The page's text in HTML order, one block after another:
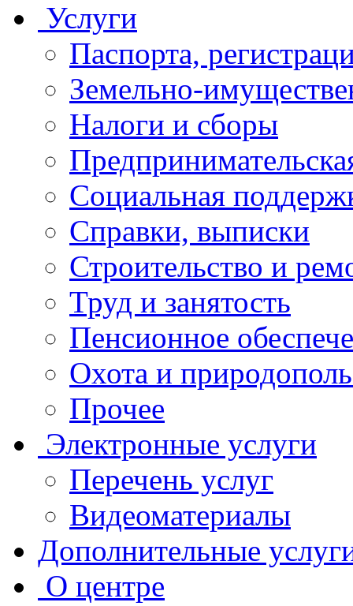
Услуги
Паспорта,
Земельно-
Налоги и сборы
Социальная
Справки, выписки
Строительство и
Труд и занятость
Пенсионное
Охота и
Прочее
Электронные услуги
Перечень услуг
Видеоматериалы
Дополнительные
О центре